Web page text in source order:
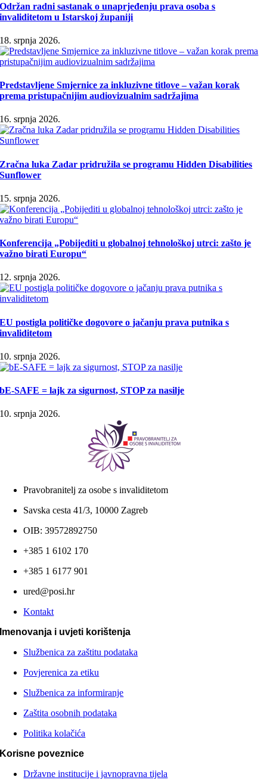
Održan radni sastanak o unaprjeđenju prava osoba s
invaliditetom u Istarskoj županiji
18. srpnja 2026.
Predstavljene Smjernice za inkluzivne titlove – važan korak
prema pristupačnijim audiovizualnim sadržajima
16. srpnja 2026.
Zračna luka Zadar pridružila se programu Hidden Disabilities
Sunflower
15. srpnja 2026.
Konferencija „Pobijediti u globalnoj tehnološkoj utrci: zašto je
važno birati Europu“
12. srpnja 2026.
EU postigla političke dogovore o jačanju prava putnika s
invaliditetom
10. srpnja 2026.
bE-SAFE = lajk za sigurnost, STOP za nasilje
10. srpnja 2026.
Pravobranitelj za osobe s invaliditetom
Savska cesta 41/3, 10000 Zagreb
OIB: 39572892750
+385 1 6102 170
+385 1 6177 901
ured@posi.hr
Kontakt
Imenovanja i uvjeti korištenja
Službenica za zaštitu podataka
Povjerenica za etiku
Službenica za informiranje
Zaštita osobnih podataka
Politika kolačića
Korisne poveznice
Državne institucije i javnopravna tijela